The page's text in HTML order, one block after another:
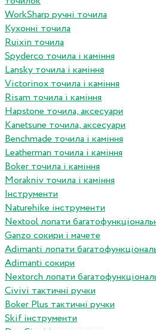
WorkSharp ручні точила
Кухонні точила
Ruixin точила
Spyderco точила і каміння
Lansky точила і каміння
Victorinox точила і каміння
Risam точила і каміння
Hapstone точила, аксесуари
Kanetsune точила, аксесуари
Benchmade точила і каміння
Leatherman точила і каміння
Boker точила і каміння
Morakniv точила і каміння
Інструменти
Naturehike інструменти
Nextool лопати
Ganzo сокири і мачете
Adimanti лопати
Adimanti сокири
Nextorch лопати
Сivivi тактичні ручки
Boker Plus тактичні ручки
Skif інструменти